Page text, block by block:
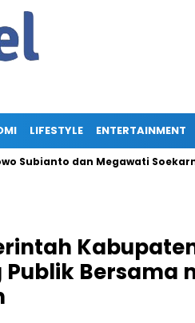
LIFESTYLE ENTERTAINMENT
dan Megawati Soekarnoputri
Bersama